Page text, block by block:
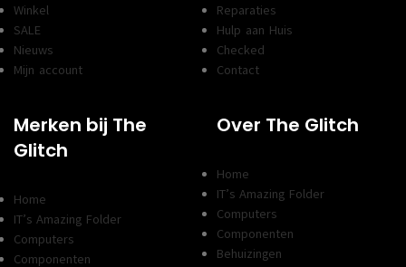
Winkel
SALE
Nieuws
Mijn account
Reparaties
Hulp aan Huis
Checked
Contact
Merken bij The
Glitch
Home
IT’s Amazing Folder
Computers
Componenten
Over The Glitch
Home
IT’s Amazing Folder
Computers
Componenten
Behuizingen